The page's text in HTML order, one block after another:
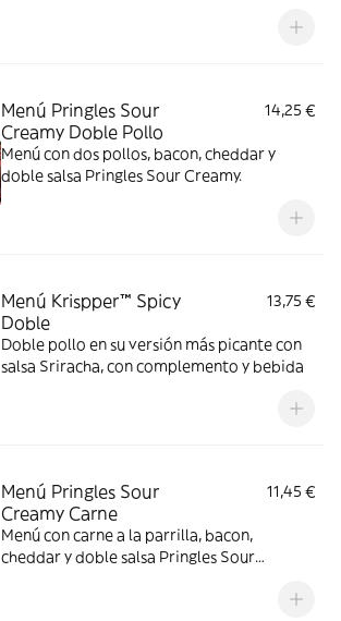
Menú Pringles Sour
Creamy Doble Pollo
14,25 €
Menú con dos pollos, bacon, cheddar y
doble salsa Pringles Sour Creamy.
Menú Krispper™ Spicy
Doble
13,75 €
Doble pollo en su versión más picante con
salsa Sriracha, con complemento y bebida
Menú Pringles Sour
Creamy Carne
11,45 €
Menú con carne a la parrilla, bacon,
cheddar y doble salsa Pringles Sour